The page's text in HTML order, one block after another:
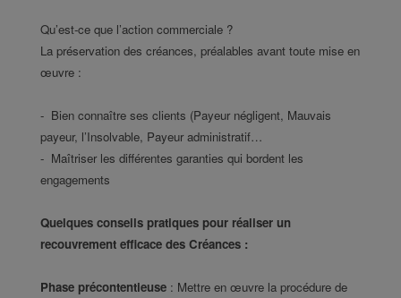
Qu’est-ce que l’action commerciale ?
La préservation des créances, préalables avant toute mise en
œuvre :
- Bien connaître ses clients (Payeur négligent, Mauvais
payeur, l’Insolvable, Payeur administratif…
- Maîtriser les différentes garanties qui bordent les
engagements
Quelques conseils pratiques pour réaliser un
recouvrement efficace des Créances :
Phase précontentieuse : Mettre en œuvre la procédure de